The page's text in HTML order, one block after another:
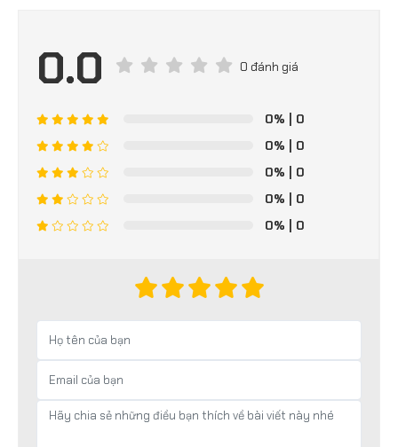
0.0 0 đánh giá
0% | 0
0% | 0
0% | 0
0% | 0
0% | 0